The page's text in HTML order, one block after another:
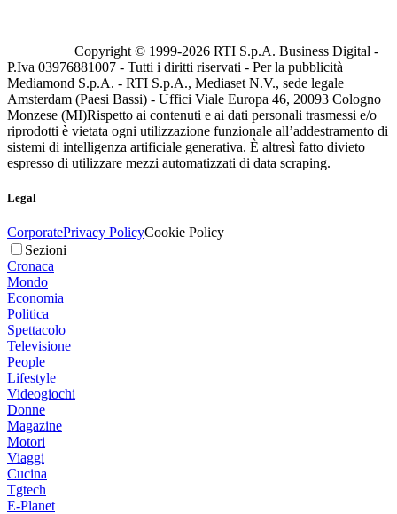
Copyright © 1999-2026 RTI S.p.A. Business Digital -
P.Iva 03976881007 - Tutti i diritti riservati - Per la pubblicità
Mediamond S.p.A. - RTI S.p.A., Mediaset N.V., sede legale
Amsterdam (Paesi Bassi) - Uffici Viale Europa 46, 20093 Cologno
Monzese (MI)Rispetto ai contenuti e ai dati personali trasmessi e/o
riprodotti è vietata ogni utilizzazione funzionale all’addestramento di
sistemi di intelligenza artificiale generativa. È altresì fatto divieto
espresso di utilizzare mezzi automatizzati di data scraping.
Legal
CorporatePrivacy PolicyCookie Policy
Sezioni
Cronaca
Mondo
Economia
Politica
Spettacolo
Televisione
People
Lifestyle
Videogiochi
Donne
Magazine
Motori
Viaggi
Cucina
Tgtech
E-Planet